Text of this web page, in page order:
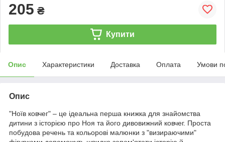
205 ₴
Купити
Опис Характеристики Доставка Оплата Умови
Опис
"Ноїв ковчег" – це ідеальна перша книжка для знайомства
дитини з історією про Ноя та його дивовижний ковчег. Проста
побудова речень та кольорові малюнки з "визираючими"